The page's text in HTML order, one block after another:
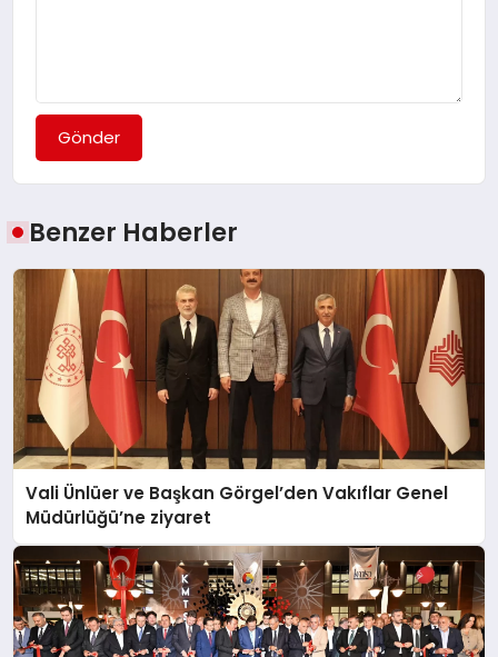
Gönder
Benzer Haberler
Vali Ünlüer ve Başkan Görgel’den Vakıflar Genel
Müdürlüğü’ne ziyaret